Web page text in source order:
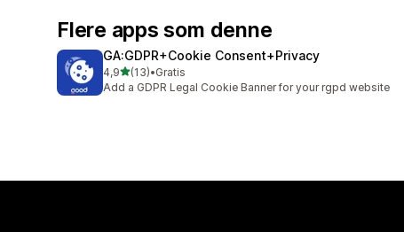
Flere apps som denne
GA:GDPR+Cookie Consent+Privacy
4,9ud af 5 stjerner
(13)
13 anmeldelser i alt
•Gratis
Add a GDPR Legal Cookie Banner for your rgpd website